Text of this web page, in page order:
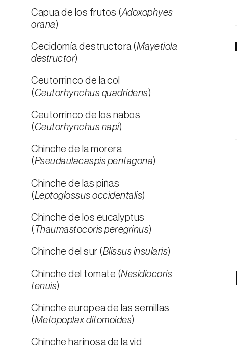
Capua de los frutos (Adoxophyes
orana)
Cecidomía destructora (Mayetiola
destructor)
Ceutorrinco de la col
(Ceutorhynchus quadridens)
Ceutorrinco de los nabos
(Ceutorhynchus napi)
Chinche de la morera
(Pseudaulacaspis pentagona)
Chinche de las piñas
(Leptoglossus occidentalis)
Chinche de los eucalyptus
( Thaumastocoris peregrinus)
Chinche del sur (Blissus insularis)
Chinche del tomate (Nesidiocoris
tenuis)
Chinche europea de las semillas
(Metopoplax ditomoides)
Chinche harinosa de la vid